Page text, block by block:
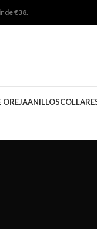
de €38.
OREJAANILLOS